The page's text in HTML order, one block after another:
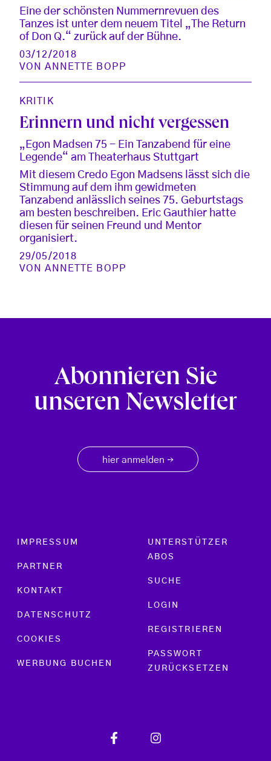
Eine der schönsten Nummernrevuen des
Tanzes ist unter dem neuem Titel „The Return
of Don Q.“ zurück auf der Bühne.
03/12/2018
VONANNETTE BOPP
KRITIK
Erinnern und nicht vergessen
„Egon Madsen 75 - Ein Tanzabend für eine
Legende“ am Theaterhaus Stuttgart
Mit diesem Credo Egon Madsens lässt sich die
Stimmung auf dem ihm gewidmeten
Tanzabend anlässlich seines 75. Geburtstags
am besten beschreiben. Eric Gauthier hatte
diesen für seinen Freund und Mentor
organisiert.
29/05/2018
VONANNETTE BOPP
Abonnieren Sie
unseren Newsletter
hier anmelden →
Footer menu
IMPRESSUM
PARTNER
KONTAKT
DATENSCHUTZ
COOKIES
WERBUNG BUCHEN
UNTERSTÜTZER
ABOS
SUCHE
LOGIN
REGISTRIEREN
PASSWORT
ZURÜCKSETZEN